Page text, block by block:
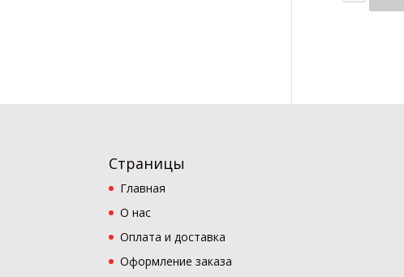
Страницы
Главная
О нас
Оплата и доставка
Оформление заказа